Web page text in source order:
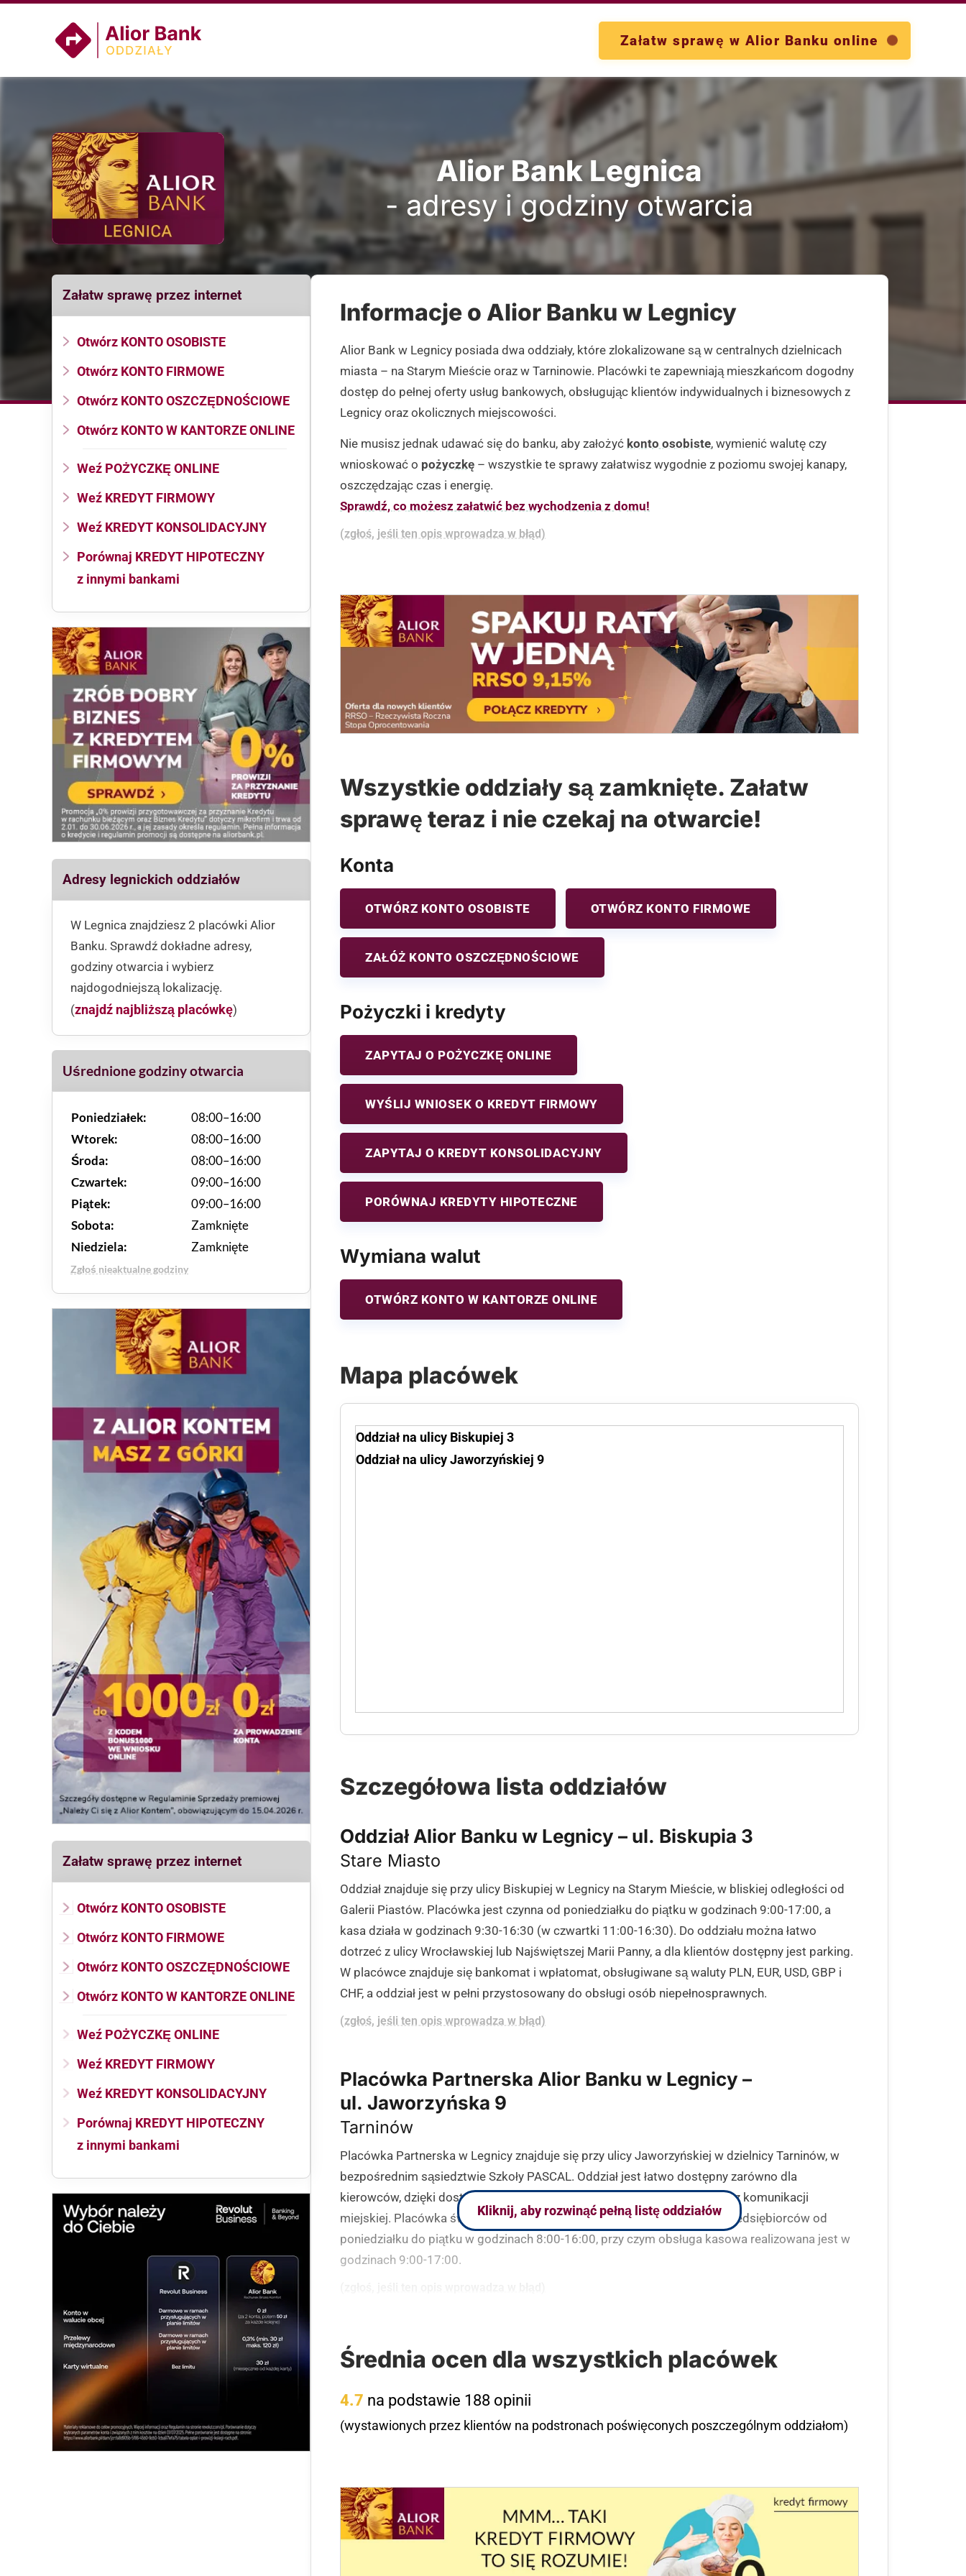
Załatw sprawę w Alior Banku online
Alior Bank Legnica
- adresy i godziny otwarcia
Załatw sprawę przez internet
Otwórz KONTO OSOBISTE
Otwórz KONTO FIRMOWE
Otwórz KONTO OSZCZĘDNOŚCIOWE
Otwórz KONTO W KANTORZE ONLINE
Weź POŻYCZKĘ ONLINE
Weź KREDYT FIRMOWY
Weź KREDYT KONSOLIDACYJNY
Porównaj KREDYT HIPOTECZNY
z innymi bankami
Adresy legnickich oddziałów
W Legnica znajdziesz 2 placówki Alior
Banku. Sprawdź dokładne adresy,
godziny otwarcia i wybierz
najdogodniejszą lokalizację.
(znajdź najbliższą placówkę)
Uśrednione godziny otwarcia
Poniedziałek:
08:00–16:00
Wtorek:
08:00–16:00
Środa:
08:00–16:00
Czwartek:
09:00–16:00
Piątek:
09:00–16:00
Sobota:
Zamknięte
Niedziela:
Zamknięte
Zgłoś nieaktualne godziny
Załatw sprawę przez internet
Otwórz KONTO OSOBISTE
Otwórz KONTO FIRMOWE
Otwórz KONTO OSZCZĘDNOŚCIOWE
Otwórz KONTO W KANTORZE ONLINE
Weź POŻYCZKĘ ONLINE
Weź KREDYT FIRMOWY
Weź KREDYT KONSOLIDACYJNY
Porównaj KREDYT HIPOTECZNY
z innymi bankami
Informacje o Alior Banku w Legnicy
Alior Bank w Legnicy posiada dwa oddziały, które zlokalizowane są w centralnych dzielnicach
miasta – na Starym Mieście oraz w Tarninowie. Placówki te zapewniają mieszkańcom dogodny
dostęp do pełnej oferty usług bankowych, obsługując klientów indywidualnych i biznesowych z
Legnicy oraz okolicznych miejscowości.
Nie musisz jednak udawać się do banku, aby założyć konto osobiste, wymienić walutę czy
wnioskować o pożyczkę – wszystkie te sprawy załatwisz wygodnie z poziomu swojej kanapy,
oszczędzając czas i energię.
Sprawdź, co możesz załatwić bez wychodzenia z domu!
(zgłoś, jeśli ten opis wprowadza w błąd)
Wszystkie oddziały są zamknięte. Załatw
sprawę teraz i nie czekaj na otwarcie!
Konta
OTWÓRZ KONTO OSOBISTE OTWÓRZ KONTO FIRMOWE
ZAŁÓŻ KONTO OSZCZĘDNOŚCIOWE
Pożyczki i kredyty
ZAPYTAJ O POŻYCZKĘ ONLINE
WYŚLIJ WNIOSEK O KREDYT FIRMOWY
ZAPYTAJ O KREDYT KONSOLIDACYJNY
PORÓWNAJ KREDYTY HIPOTECZNE
Wymiana walut
OTWÓRZ KONTO W KANTORZE ONLINE
Mapa placówek
Oddział na ulicy Biskupiej 3
Oddział na ulicy Jaworzyńskiej 9
Szczegółowa lista oddziałów
Oddział Alior Banku w Legnicy – ul. Biskupia 3
Stare Miasto
Oddział znajduje się przy ulicy Biskupiej w Legnicy na Starym Mieście, w bliskiej odległości od
Galerii Piastów. Placówka jest czynna od poniedziałku do piątku w godzinach 9:00-17:00, a
kasa działa w godzinach 9:30-16:30 (w czwartki 11:00-16:30). Do oddziału można łatwo
dotrzeć z ulicy Wrocławskiej lub Najświętszej Marii Panny, a dla klientów dostępny jest parking.
W placówce znajduje się bankomat i wpłatomat, obsługiwane są waluty PLN, EUR, USD, GBP i
CHF, a oddział jest w pełni przystosowany do obsługi osób niepełnosprawnych.
(zgłoś, jeśli ten opis wprowadza w błąd)
Placówka Partnerska Alior Banku w Legnicy –
ul. Jaworzyńska 9
Tarninów
Placówka Partnerska w Legnicy znajduje się przy ulicy Jaworzyńskiej w dzielnicy Tarninów, w
bezpośrednim sąsiedztwie Szkoły PASCAL. Oddział jest łatwo dostępny zarówno dla
kierowców, dzięki dostępnemu parkingowi, jak i dla osób korzystających z komunikacji
miejskiej. Placówka świadczy usługi dla klientów indywidualnych oraz przedsiębiorców od
poniedziałku do piątku w godzinach 8:00-16:00, przy czym obsługa kasowa realizowana jest w
godzinach 9:00-17:00.
Kliknij, aby rozwinąć pełną listę oddziałów
Średnia ocen dla wszystkich placówek
4.7 na podstawie 188 opinii
(wystawionych przez klientów na podstronach poświęconych poszczególnym oddziałom)